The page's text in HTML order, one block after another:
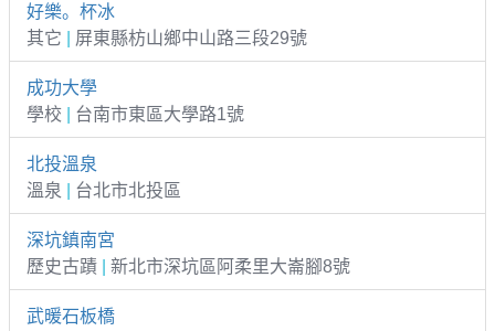
好樂。杯冰
其它
屏東縣枋山鄉中山路三段29號
成功大學
學校
台南市東區大學路1號
北投溫泉
溫泉
台北市北投區
深坑鎮南宮
歷史古蹟
新北市深坑區阿柔里大崙腳8號
武暖石板橋